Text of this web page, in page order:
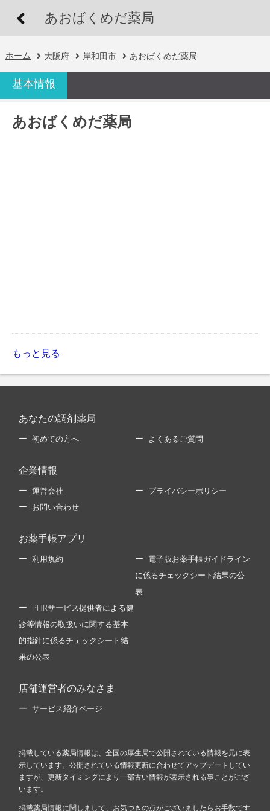
あおばくめだ薬局
ホーム 大阪府 岸和田市 あおばくめだ薬局
基本情報
あおばくめだ薬局
もっと見る
あなたの調剤薬局
初めての方へ よくあるご質問
企業情報
運営会社 プライバシーポリシー
お問い合わせ
お薬手帳アプリ
利用規約 電子版お薬手帳ガイドライン
に係るチェックシート結果の公
表
PHRサービス提供者による健
診等情報の取扱いに関する基本
的指針に係るチェックシート結
果の公表
店舗運営者のみなさま
サービス紹介ページ
掲載している薬局情報は、全国の厚生局で公開されている情報を元に表
示しています。公開されている情報更新に合わせてアップデートしてい
ますが、更新タイミングにより一部古い情報が表示される事ことがござ
います。
掲載薬局情報に関しまして、お気づきの点がございましたらお手数です